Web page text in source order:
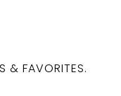
FAVORITES.